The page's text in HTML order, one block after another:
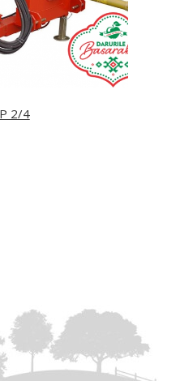
2/4